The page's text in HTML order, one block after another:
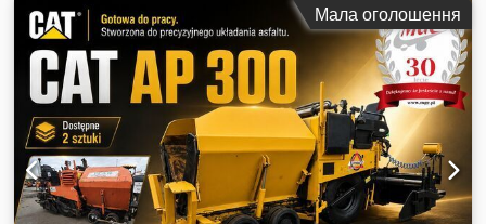
Мала оголошення